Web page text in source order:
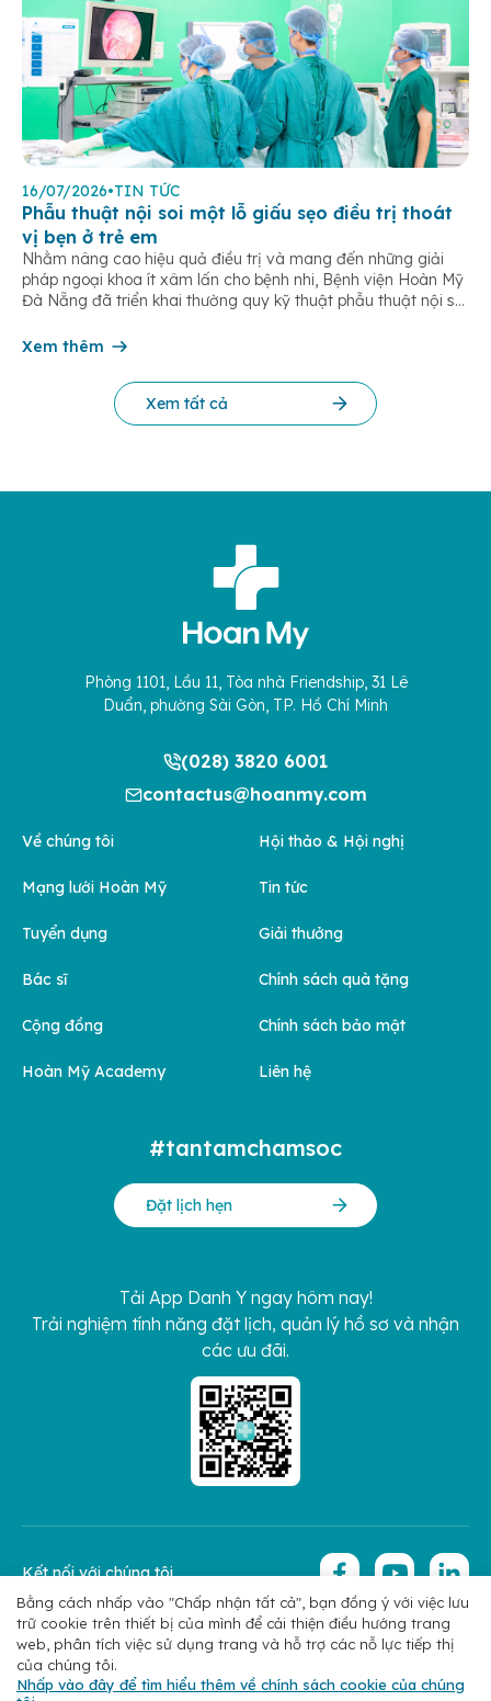
16/07/2026•TIN TỨC
Phẫu thuật nội soi một lỗ giấu sẹo điều trị thoát
vị bẹn ở trẻ em
Nhằm nâng cao hiệu quả điều trị và mang đến những giải
pháp ngoại khoa ít xâm lấn cho bệnh nhi, Bệnh viện Hoàn Mỹ
Đà Nẵng đã triển khai thường quy kỹ thuật phẫu thuật nội soi
hiện đại giúp […]
Xem thêm
Xem tất cả
Phòng 1101, Lầu 11, Tòa nhà Friendship, 31 Lê
Duẩn, phường Sài Gòn, TP. Hồ Chí Minh
(028) 3820 6001
contactus@hoanmy.com
Về chúng tôi
Mạng lưới Hoàn Mỹ
Tuyển dụng
Bác sĩ
Cộng đồng
Hoàn Mỹ Academy
Hội thảo & Hội nghị
Tin tức
Giải thưởng
Chính sách quà tặng
Chính sách bảo mật
Liên hệ
#tantamchamsoc
Đặt lịch hẹn
Tải App Danh Y ngay hôm nay!
Trải nghiệm tính năng đặt lịch, quản lý hồ sơ và nhận
các ưu đãi.
Chính sách bảo mật Copyright 2026 © Hoan My Corporation
Kết nối với chúng tôi
Bằng cách nhấp vào "Chấp nhận tất cả", bạn đồng ý với việc lưu
trữ cookie trên thiết bị của mình để cải thiện điều hướng trang
web, phân tích việc sử dụng trang và hỗ trợ các nỗ lực tiếp thị
của chúng tôi.
Nhấp vào đây để tìm hiểu thêm về chính sách cookie của chúng